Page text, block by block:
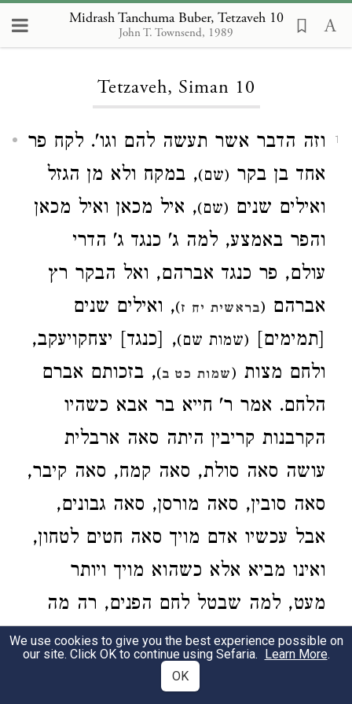
Midrash Tanchuma Buber, Tetzaveh 10
John T. Townsend, 1989
Loading...
Tetzaveh, Siman 10
1
וזה הדבר אשר תעשה להם וגו'. לקח פר
אחד בן בקר (שם), במקח ולא מן הגזל
ואילים שנים (שם), איל מכאן ואיל מכאן
והפר באמצע, למה ג' כנגד ג' הדרי
עולם, פר כנגד אברהם, ואל הבקר רץ
אברהם (בראשית יח ז), ואילים שנים
[תמימים] (שמות שם), [כנגד] יצחקויעקב,
ולחם מצות (שמות כט ב), בזכותם אברם
הלחם. אמר ר' חייא בר אבא כשהיו
הקרבנות קריבין היתה סאה ארבלית
עושה סאה סולת, סאה קמח, סאה קיבר,
סאה סובין, סאה מורסן, סאה גבונים,
אבל עכשיו אדם מויך סאה חטים לטחון,
ואינו מביא אלא כשהוא מויך ויותר
מעט, למה שבטל לחם הפנים, רה מה
היו הקרבנות שהיו קריבין על גבי המזבח
יפין להם, שכל מה שהיה קרב ממינו
We use cookies to give you the best experience possible on
our site. Click OK to continue using Sefaria. Learn More.
OK